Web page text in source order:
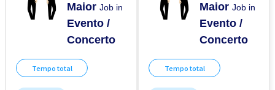
MaiorJob in
Evento /
Concerto
Tempo total
MaiorJob in
Evento /
Concerto
Tempo total